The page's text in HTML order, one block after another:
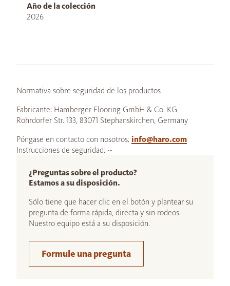
Año de la colección
2026
Normativa sobre seguridad de los productos
Fabricante: Hamberger Flooring GmbH & Co. KG
Rohrdorfer Str. 133, 83071 Stephanskirchen, Germany
Póngase en contacto con nosotros: info@haro.com
Instrucciones de seguridad: --
¿Preguntas sobre el producto?
Estamos a su disposición.
Sólo tiene que hacer clic en el botón y plantear su
pregunta de forma rápida, directa y sin rodeos.
Nuestro equipo está a su disposición.
Formule una pregunta